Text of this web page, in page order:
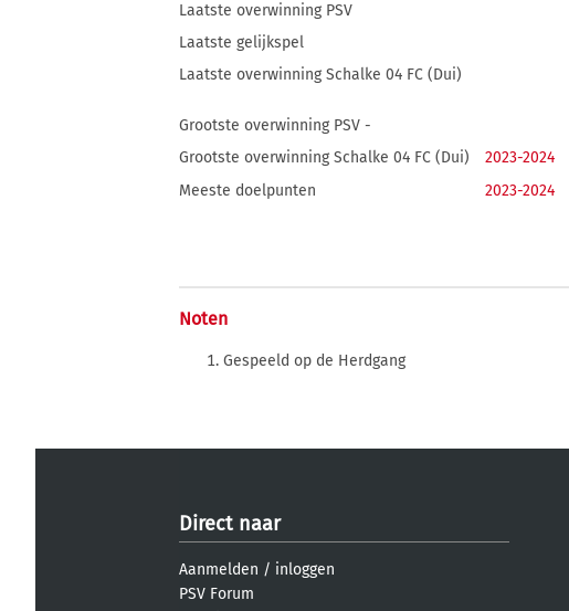
Laatste overwinning PSV
Laatste gelijkspel
Laatste overwinning Schalke 04 FC (Dui)
Grootste overwinning PSV -
Grootste overwinning Schalke 04 FC (Dui)
2023-2024
Meeste doelpunten 2023-2024
Noten
Gespeeld op de Herdgang
Direct naar
Aanmelden / inloggen
PSV Forum